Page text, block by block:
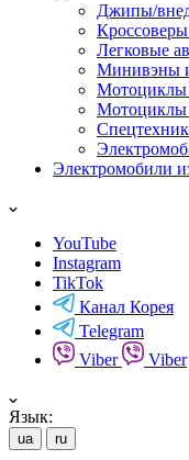
Джипы/
Легковые
Минивэны
Электромобили
YouTube
Instagram
TikTok
Канал Корея
Telegram
Viber
Viber
Язык:
ua ru